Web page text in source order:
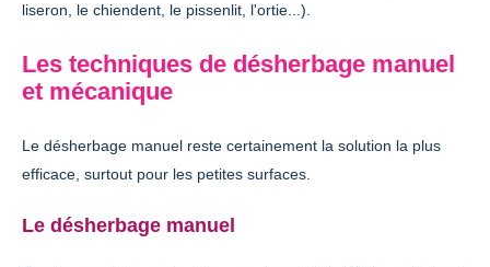
liseron, le chiendent, le pissenlit, l'ortie...).
Les techniques de désherbage manuel
et mécanique
Le désherbage manuel reste certainement la solution la plus
efficace, surtout pour les petites surfaces.
Le désherbage manuel